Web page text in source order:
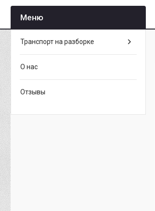
Транспорт на разборке
О нас
Отзывы